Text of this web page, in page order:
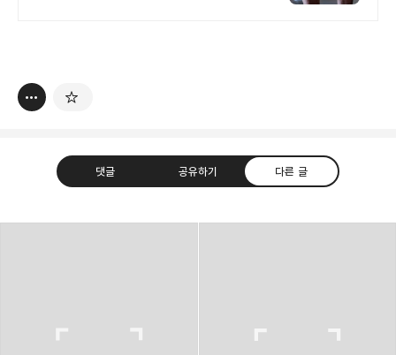
댓글 공유하기 다른 글
구독하기